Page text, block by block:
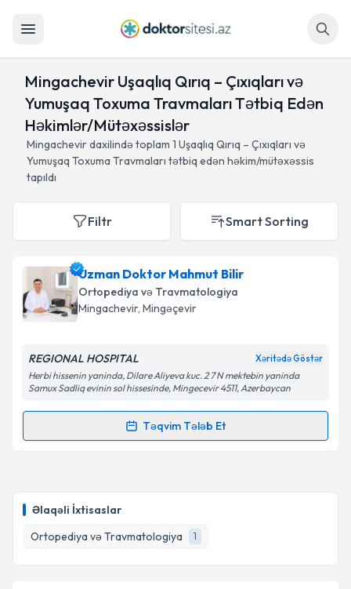
Mingachevir Uşaqlıq Qırıq – Çıxıqları və
Yumuşaq Toxuma Travmaları Tətbiq Edən
Həkimlər/Mütəxəssislər
Mingachevir daxilində toplam 1 Uşaqlıq Qırıq – Çıxıqları və
Yumuşaq Toxuma Travmaları tətbiq edən həkim/mütəxəssis
tapıldı
Əlaqəli İxtisaslar
Ortopediya və Travmatologiya
1
Filtr Smart Sorting
Uzman Doktor Mahmut Bilir
Ortopediya və Travmatologiya
Mingachevir, Mingəçevir
REGIONAL HOSPITAL Xəritədə Göstər
Herbi hissenin yaninda, Dilare Aliyeva kuc. 2 7 N mektebin yaninda
Samux Sadliq evinin sol hissesinde, Mingecevir 4511, Azerbaycan
Təqvim Tələb Et
Randevu Təqvimi Tələbi
təqvimi tələbi yaradın. Bu mütəxəssisdən randevu ala
biləcəyiniz təqvim hazır olduqda e-poçt ilə
məlumatlandırılacaqsınız.
E-poçt Ünvanınız